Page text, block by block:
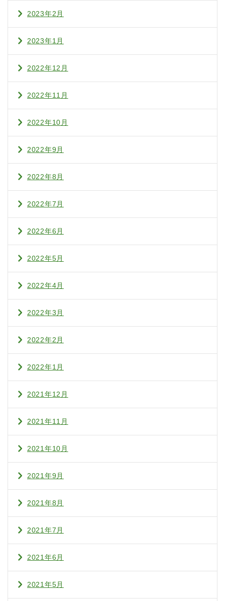
2023年2月
2023年1月
2022年12月
2022年11月
2022年10月
2022年9月
2022年8月
2022年7月
2022年6月
2022年5月
2022年4月
2022年3月
2022年2月
2022年1月
2021年12月
2021年11月
2021年10月
2021年9月
2021年8月
2021年7月
2021年6月
2021年5月